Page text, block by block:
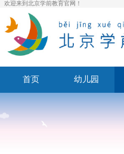
欢迎来到北京学前教育官网！
首页 幼儿园